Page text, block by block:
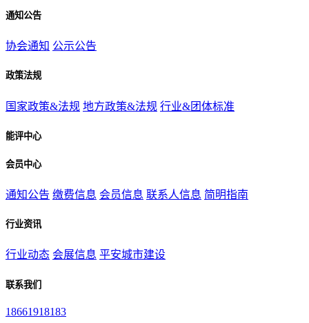
通知公告
协会通知 公示公告
政策法规
国家政策&法规 地方政策&法规 行业&团体标准
能评中心
会员中心
通知公告 缴费信息 会员信息 联系人信息 简明指南
行业资讯
行业动态 会展信息 平安城市建设
联系我们
18661918183